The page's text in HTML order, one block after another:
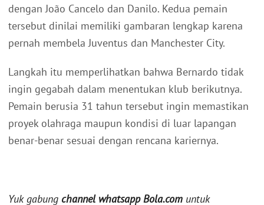
dengan João Cancelo dan Danilo. Kedua pemain
tersebut dinilai memiliki gambaran lengkap karena
pernah membela Juventus dan Manchester City.
Langkah itu memperlihatkan bahwa Bernardo tidak
ingin gegabah dalam menentukan klub berikutnya.
Pemain berusia 31 tahun tersebut ingin memastikan
proyek olahraga maupun kondisi di luar lapangan
benar-benar sesuai dengan rencana kariernya.
Yuk gabung channel whatsapp Bola.com untuk